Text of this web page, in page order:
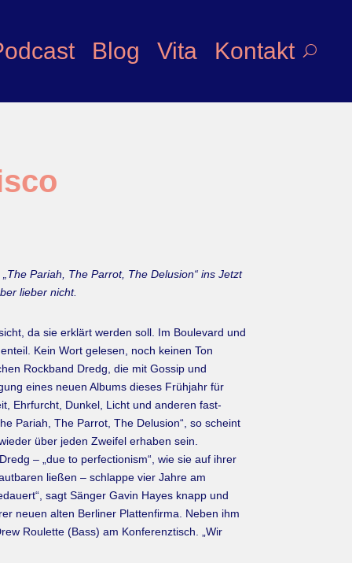
Blog Vita Kontakt
Pariah, The Parrot, The Delusion“ ins Jetzt
lieber nicht.
da sie erklärt werden soll. Im Boulevard und
Kein Wort gelesen, noch keinen Ton
Rockband Dredg, die mit Gossip und
eines neuen Albums dieses Frühjahr für
Ehrfurcht, Dunkel, Licht und anderen fast-
Pariah, The Parrot, The Delusion“, so scheint
über jeden Zweifel erhaben sein.
– „due to perfectionism“, wie sie auf ihrer
ließen – schlappe vier Jahre am
sagt Sänger Gavin Hayes knapp und
neuen alten Berliner Plattenfirma. Neben ihm
Roulette (Bass) am Konferenztisch. „Wir